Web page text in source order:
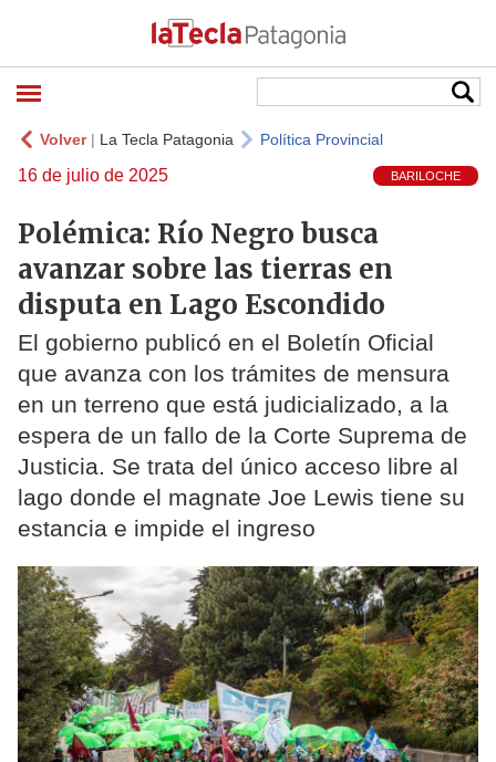
Volver| La Tecla Patagonia Política Provincial
16 de julio de 2025 BARILOCHE
Polémica: Río Negro busca
avanzar sobre las tierras en
disputa en Lago Escondido
El gobierno publicó en el Boletín Oficial
que avanza con los trámites de mensura
en un terreno que está judicializado, a la
espera de un fallo de la Corte Suprema de
Justicia. Se trata del único acceso libre al
lago donde el magnate Joe Lewis tiene su
estancia e impide el ingreso